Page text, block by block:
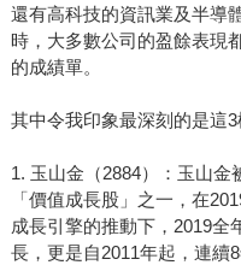
還有高科技的資訊業及半導
時，大多數公司的盈餘表現
的成績單。
其中令我印象最深刻的是這3
1. 玉山金（2884）：玉山
「價值成長股」之一，在
成長引擎的推動下，2019全
長，更是自2011年起，連續